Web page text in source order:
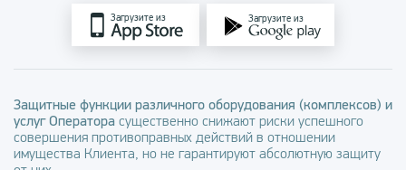
Загрузите из Загрузите из
Защитные функции различного оборудования (комплексов) и
услуг Оператора существенно снижают риски успешного
совершения противоправных действий в отношении
имущества Клиента, но не гарантируют абсолютную защиту